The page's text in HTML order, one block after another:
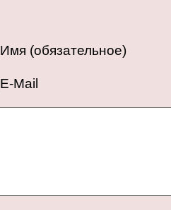
Имя (обязательное)
E-Mail